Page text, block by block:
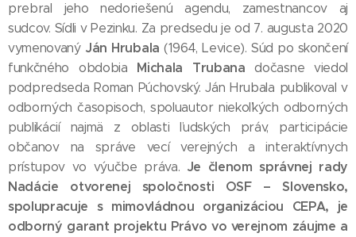
prebral jeho nedoriešenú agendu, zamestnancov aj
sudcov. Sídli v Pezinku. Za predsedu je od 7. augusta 2020
vymenovaný Ján Hrubala (1964, Levice). Súd po skončení
funkčného obdobia Michala Trubana dočasne viedol
podpredseda Roman Púchovský. Ján Hrubala publikoval v
odborných časopisoch, spoluautor niekoľkých odborných
publikácií najmä z oblasti ľudských práv, participácie
občanov na správe vecí verejných a interaktívnych
prístupov vo výučbe práva. Je členom správnej rady
Nadácie otvorenej spoločnosti OSF – Slovensko,
spolupracuje s mimovládnou organizáciou CEPA, je
odborný garant projektu Právo vo verejnom záujme a